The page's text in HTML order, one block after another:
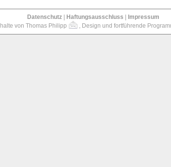
Datenschutz| Haftungsausschluss | Impressum
von Thomas Philipp
, Design und fortführende